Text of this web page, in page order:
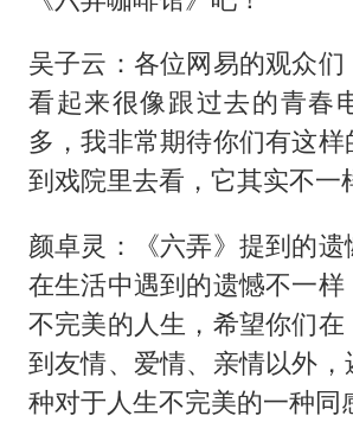
吴子云：各位网易的观众们
看起来很像跟过去的青春
多，我非常期待你们有这
到戏院里去看，它其实不一
颜卓灵：《六弄》提到的遗
在生活中遇到的遗憾不一
不完美的人生，希望你们
到友情、爱情、亲情以外
种对于人生不完美的一种同